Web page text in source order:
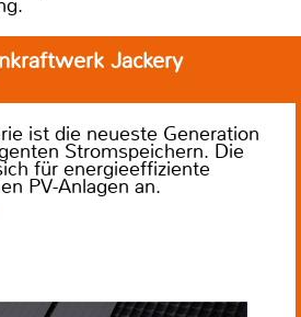
Jackery
ist die neueste Generation
Stromspeichern. Die
für energieeffiziente
PV-Anlagen an.